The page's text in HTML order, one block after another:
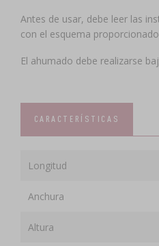
Antes de usar, debe leer las
con el esquema
El ahumado debe realizarse
CARACTERÍSTICAS
Longitud
Anchura
Altura